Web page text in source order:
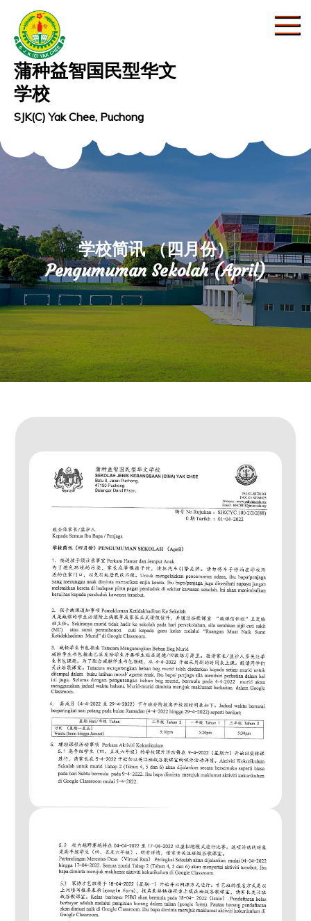
content
蒲种益智国民型华文
学校
SJK(C) Yak Chee, Puchong
学校简讯 （四月份）
Pengumuman Sekolah (April)